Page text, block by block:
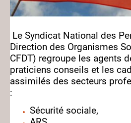
Le Syndicat National des
Direction des Organismes
CFDT) regroupe les agents
praticiens conseils et les
assimilés des secteurs
:
Sécurité sociale,